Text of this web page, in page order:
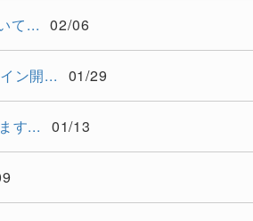
て... 02/06
ン開... 01/29
す... 01/13